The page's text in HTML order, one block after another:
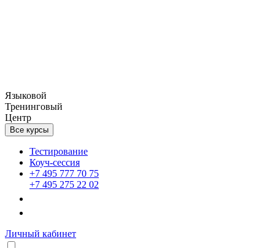
Языковой
Тренинговый
Центр
Все курсы
Тестирование
Коуч-сессия
+7 495 777 70 75
+7 495 275 22 02
Личный кабинет